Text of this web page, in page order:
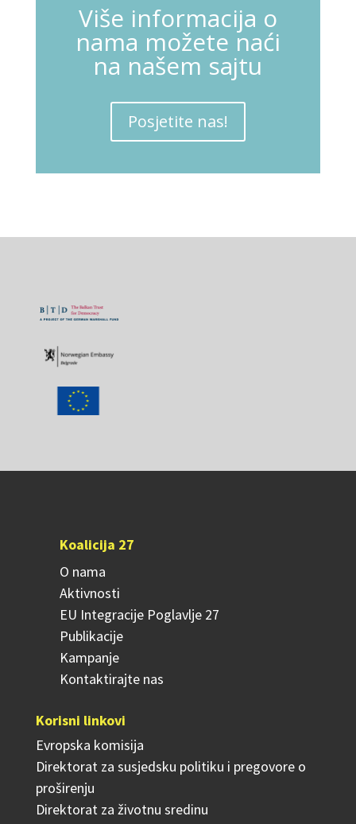
Više informacija o
nama možete naći
na našem sajtu
Posjetite nas!
Koalicija 27
O nama
Aktivnosti
EU Integracije Poglavlje 27
Publikacije
Kampanje
Kontaktirajte nas
Korisni linkovi
Evropska komisija
Direktorat za susjedsku politiku i pregovore o
proširenju
Direktorat za životnu sredinu